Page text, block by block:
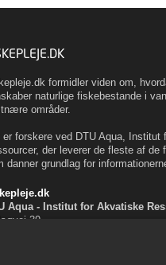
formidler viden om,
naturlige fiskebestande i
områder.
er forskere ved DTU Aqua, Institut
der leverer de fleste af de
danner grundlag for
Aqua - Institut for Akvatiske
39